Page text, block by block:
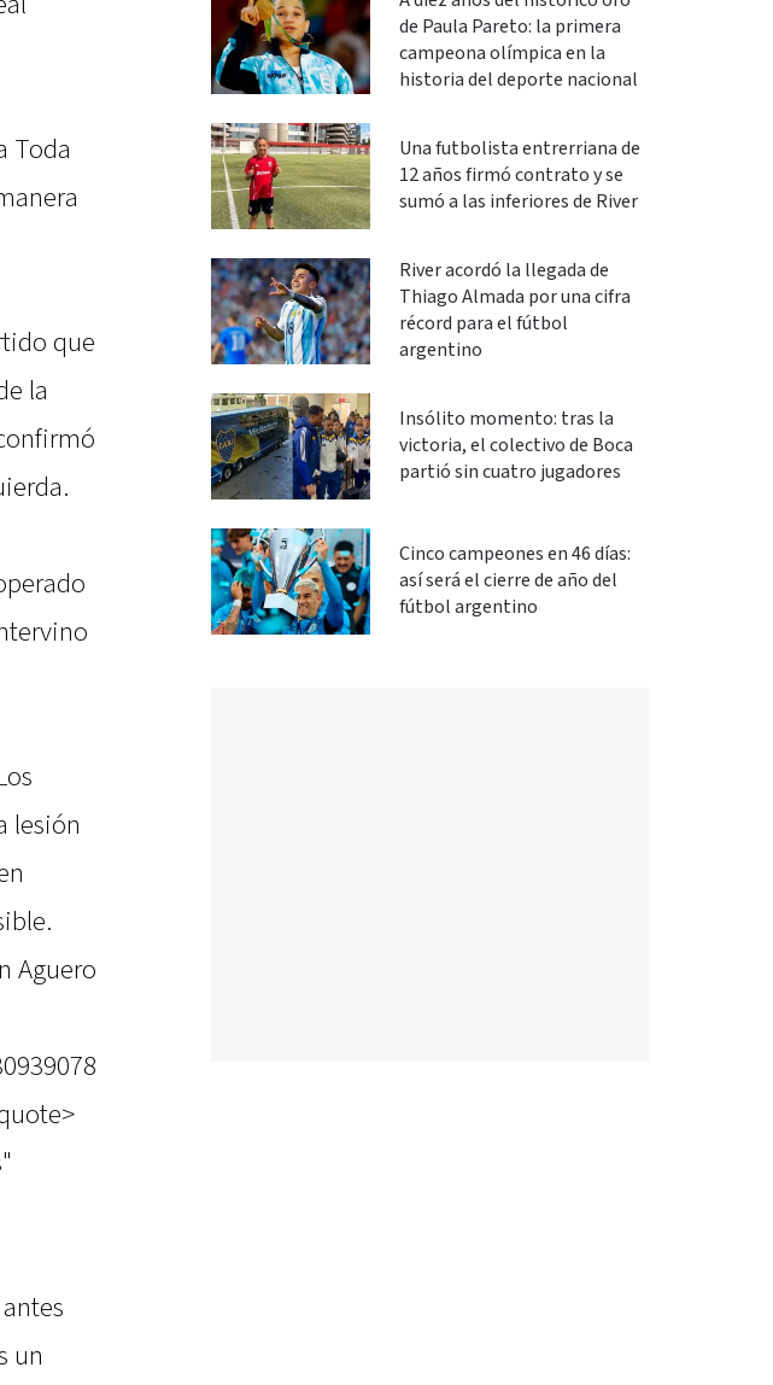
Toda
que
la
lesión
Aguero
un
de Paula Pareto: la primera
campeona olímpica en la
historia del deporte nacional
Una futbolista entrerriana de
12 años firmó contrato y se
sumó a las inferiores de River
River acordó la llegada de
Thiago Almada por una cifra
récord para el fútbol
argentino
Insólito momento: tras la
victoria, el colectivo de Boca
partió sin cuatro jugadores
Cinco campeones en 46 días:
así será el cierre de año del
fútbol argentino